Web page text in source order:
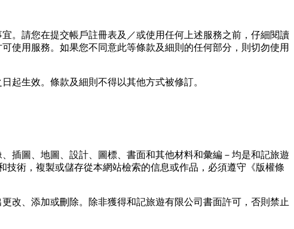
。請您在提交帳⼾註冊表及／或使⽤任何上述服務之前，仔細閱讀
使⽤服務。如果您不同意此等條款及細則的任何部分，則切勿使⽤
起⽣效。條款及細則不得以其他⽅式被修訂。
插圖、地圖、設計、圖標、書⾯和其他材料和彙編－均是和記旅遊
術，複製或儲存從本網站檢索的信息或作品，必須遵守《版權條
改、添加或刪除。除非獲得和記旅遊有限公司書⾯許可，否則禁⽌